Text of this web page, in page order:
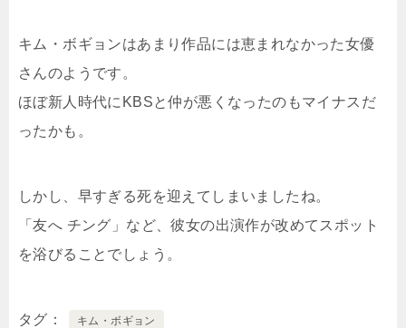
キム・ボギョンはあまり作品には恵まれなかった女優
さんのようです。
ほぼ新人時代にKBSと仲が悪くなったのもマイナスだ
ったかも。
しかし、早すぎる死を迎えてしまいましたね。
「友へ チング」など、彼女の出演作が改めてスポット
を浴びることでしょう。
タグ キム・ボギョン